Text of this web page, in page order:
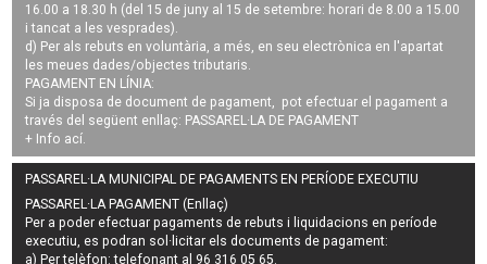
16.00 a 18.30 h (del 15 de juny al 15 de setembre: horari de 8.00 a 15.00
i tancat a les vesprades).
d) Per als rebuts en voluntària, a més, en seu electrònica en l'apartat
les meues dades/objectes tributaris.
PAGAMENT EN LÍNIA:
Si ja disposa de document de pagament, pot efectuar el pagament a
través del següent enllaç: PASSAREL·LA DE PAGAMENT
+ Info ací.
PASSAREL·LA MUNICIPAL DE PAGAMENTS EN PERÍODE EXECUTIU
PASSAREL·LA PAGAMENT (Enllaç)
Per a poder efectuar pagaments derebuts i liquidacions en període
executiu, es podran sol·licitar els documents de pagament:
a) Per telèfon: telefonant al 96 316 05 65.